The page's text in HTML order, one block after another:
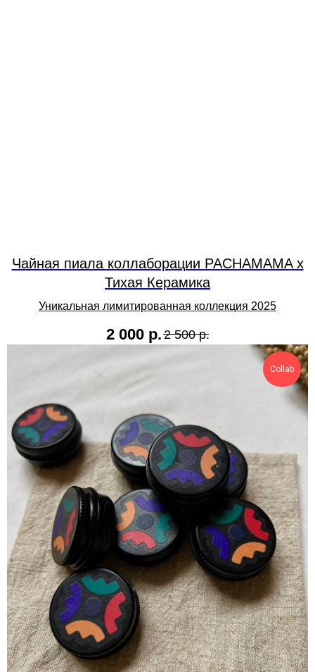
Чайная пиала коллаборации PACHAMAMA х
Тихая Керамика
Уникальная лимитированная коллекция 2025
2 000 р.2 500 р.
Collab